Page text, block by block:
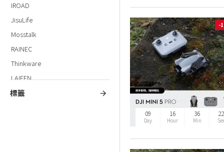
IROAD
JisuLife
Mosstalk
RAINEC
Thinkware
LAIFEN
DJI
標籤
-
09
Day
16
Hour
36
Min